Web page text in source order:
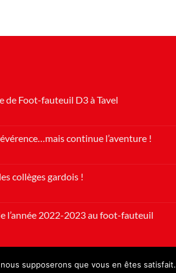
de Foot-fauteuil D3 à Tavel
continue l’aventure !
collèges gardois !
l’année 2022-2023 au foot-fauteuil
supposerons que vous en êtes satisfait.